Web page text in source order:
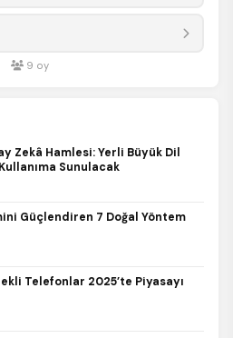
9 oy
Zekâ Hamlesi: Yerli Büyük Dil
Sunulacak
Güçlendiren 7 Doğal Yöntem
Telefonlar 2025’te Piyasayı